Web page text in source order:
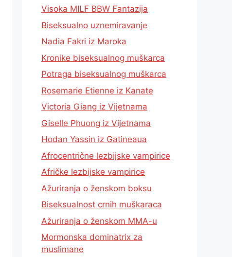
Visoka MILF BBW Fantazija
Biseksualno uznemiravanje
Nadia Fakri iz Maroka
Kronike biseksualnog muškarca
Potraga biseksualnog muškarca
Rosemarie Etienne iz Kanate
Victoria Giang iz Vijetnama
Giselle Phuong iz Vijetnama
Hodan Yassin iz Gatineaua
Afrocentrične lezbijske vampirice
Afričke lezbijske vampirice
Ažuriranja o ženskom boksu
Biseksualnost crnih muškaraca
Ažuriranja o ženskom MMA-u
Mormonska dominatrix za
muslimane